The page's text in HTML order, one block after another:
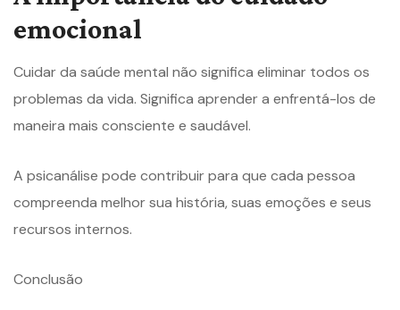
emocional
Cuidar da saúde mental não significa eliminar todos os
problemas da vida. Significa aprender a enfrentá-los de
maneira mais consciente e saudável.
A psicanálise pode contribuir para que cada pessoa
compreenda melhor sua história, suas emoções e seus
recursos internos.
Conclusão